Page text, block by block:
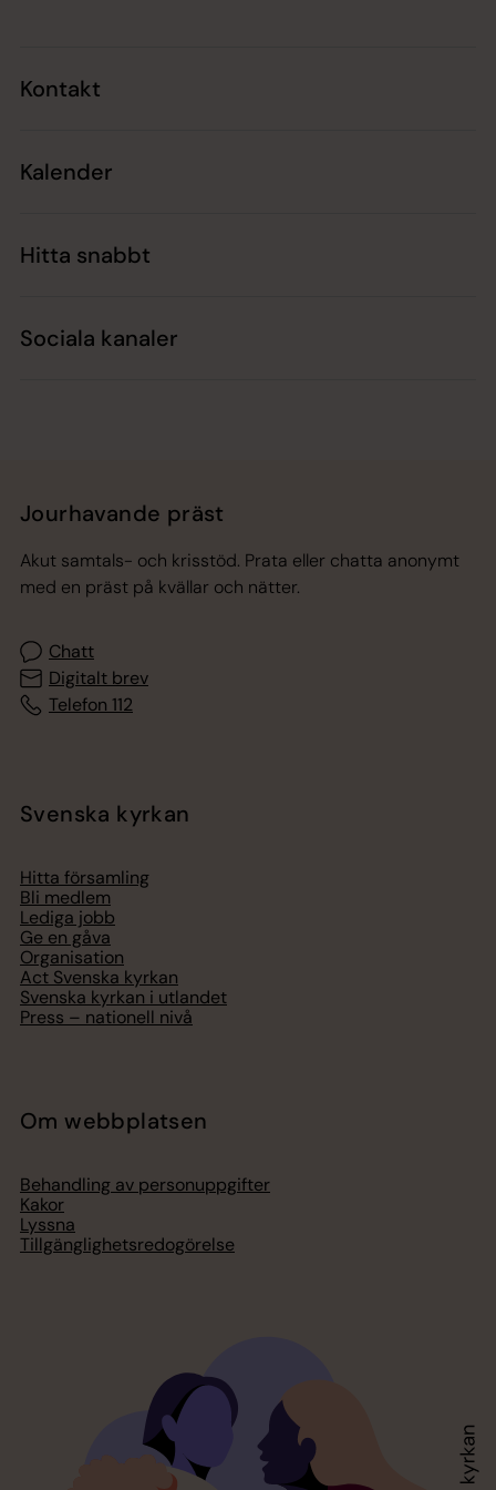
Kontakt
Kalender
Hitta snabbt
Sociala kanaler
Jourhavande präst
Akut samtals- och krisstöd. Prata eller chatta anonymt
med en präst på kvällar och nätter.
Chatt
Digitalt brev
Telefon 112
Svenska kyrkan
Hitta församling
Bli medlem
Lediga jobb
Ge en gåva
Organisation
Act Svenska kyrkan
Svenska kyrkan i utlandet
Press – nationell nivå
Om webbplatsen
Behandling av personuppgifter
Kakor
Lyssna
Tillgänglighetsredogörelse